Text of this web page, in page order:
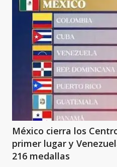
México cierra los
primer lugar y
216 medallas